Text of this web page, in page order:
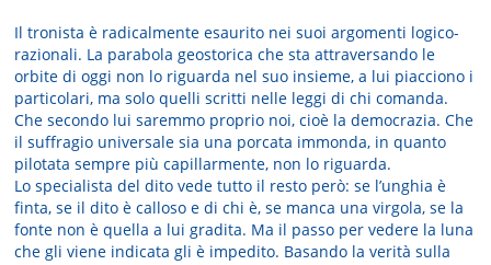
Il tronista è radicalmente esaurito nei suoi argomenti logico-
razionali. La parabola geostorica che sta attraversando le
orbite di oggi non lo riguarda nel suo insieme, a lui piacciono i
particolari, ma solo quelli scritti nelle leggi di chi comanda.
Che secondo lui saremmo proprio noi, cioè la democrazia. Che
il suffragio universale sia una porcata immonda, in quanto
pilotata sempre più capillarmente, non lo riguarda.
Lo specialista del dito vede tutto il resto però: se l’unghia è
finta, se il dito è calloso e di chi è, se manca una virgola, se la
fonte non è quella a lui gradita. Ma il passo per vedere la luna
che gli viene indicata gli è impedito. Basando la verità sulla